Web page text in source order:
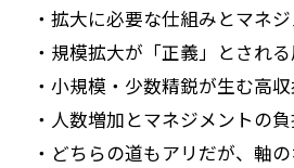
・拡大に必要な仕組みとマネ
・規模拡大が「正義」とされ
・小規模・少数精鋭が生む高
・人数増加とマネジメントの
・どちらの道もアリだが、軸